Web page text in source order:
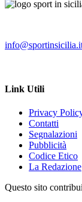
Link Utili
Privacy
Contatti
Segnalazioni
Pubblicità
Codice Etico
La Redazione
Questo sito